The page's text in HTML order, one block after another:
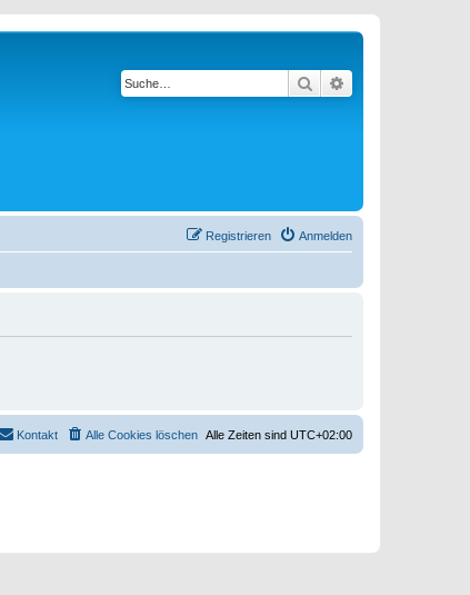
Suche
Anmelden
Registrieren
Alle Zeiten sind UTC+02:00
Alle Cookies löschen
Kontakt